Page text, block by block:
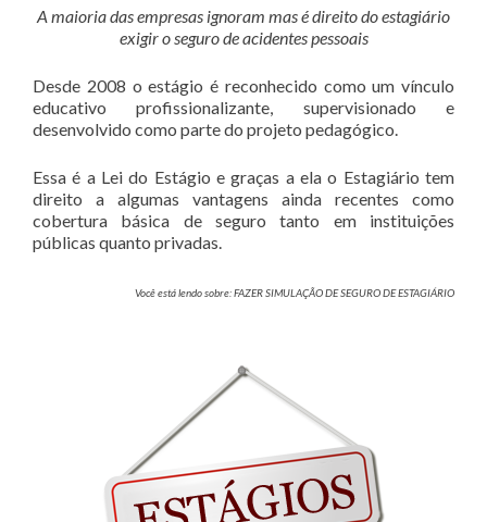
A maioria das empresas ignoram mas é direito do estagiário
exigir o seguro de acidentes pessoais
Desde 2008 o estágio é reconhecido como um vínculo
educativo profissionalizante, supervisionado e
desenvolvido como parte do projeto pedagógico.
Essa é a Lei do Estágio e graças a ela o Estagiário tem
direito a algumas vantagens ainda recentes como
cobertura básica de seguro tanto em instituições
públicas quanto privadas.
Você está lendo sobre: FAZER SIMULAÇÃO DE SEGURO DE ESTAGIÁRIO